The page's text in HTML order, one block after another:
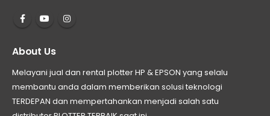
About Us
Melayani jual dan rental plotter HP & EPSON yang selalu
membantu anda dalam memberikan solusi teknologi
TERDEPAN dan mempertahankan menjadi salah satu